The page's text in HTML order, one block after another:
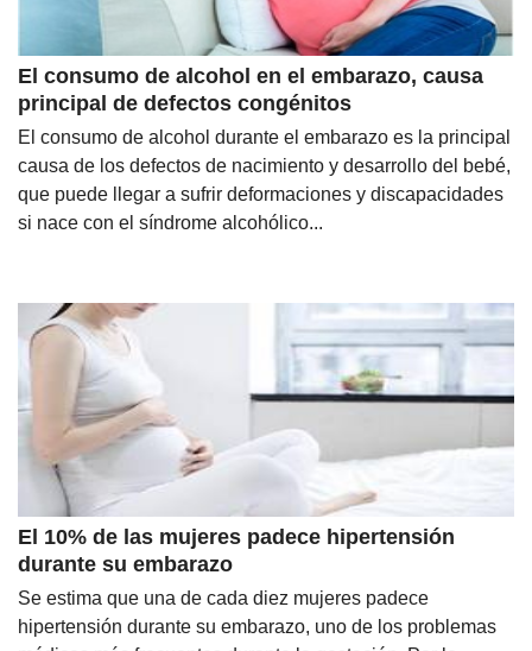
El consumo de alcohol en el embarazo, causa
principal de defectos congénitos
El consumo de alcohol durante el embarazo es la principal
causa de los defectos de nacimiento y desarrollo del bebé,
que puede llegar a sufrir deformaciones y discapacidades
si nace con el síndrome alcohólico...
El 10% de las mujeres padece hipertensión
durante su embarazo
Se estima que una de cada diez mujeres padece
hipertensión durante su embarazo, uno de los problemas